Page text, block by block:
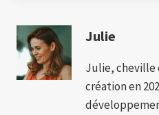
Julie
Julie, cheville
création en